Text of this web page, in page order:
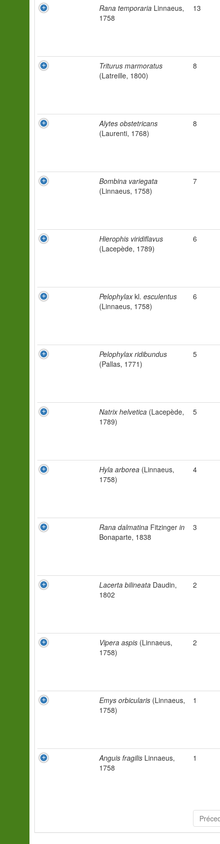
Rana temporaria Linnaeus,
1758
13
Triturus marmoratus
(Latreille, 1800)
8
Alytes obstetricans
(Laurenti, 1768)
8
Bombina variegata
(Linnaeus, 1758)
7
Hierophis viridiflavus
(Lacepède, 1789)
6
Pelophylaxkl. esculentus
(Linnaeus, 1758)
6
Pelophylax ridibundus
(Pallas, 1771)
5
Natrix helvetica (Lacepède,
1789)
5
Hyla arborea (Linnaeus,
1758)
4
Rana dalmatina Fitzinger in
Bonaparte, 1838
3
Lacerta bilineata Daudin,
1802
2
Vipera aspis (Linnaeus,
1758)
2
Emys orbicularis (Linnaeus,
1758)
1
Anguis fragilis Linnaeus,
1758
1